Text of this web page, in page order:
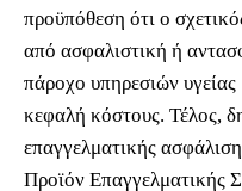
προϋπόθεση ότι ο
από ασφαλιστική ή
πάροχο υπηρεσιών
κεφαλή κόστους. Τέλος,
επαγγελματικής
Προϊόν Επαγγελματικής